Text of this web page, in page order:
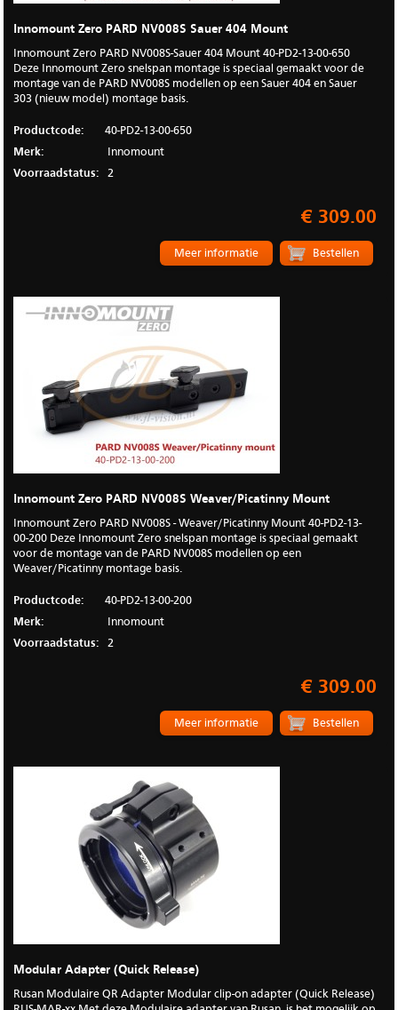
Innomount Zero PARD NV008S Sauer 404 Mount
Innomount Zero PARD NV008S-Sauer 404 Mount 40-PD2-13-00-650
Deze Innomount Zero snelspan montage is speciaal gemaakt voor de
montage van de PARD NV008S modellen op een Sauer 404 en Sauer
303 (nieuw model) montage basis.
Productcode:
40-PD2-13-00-650
Merk:
Innomount
Voorraadstatus:
2
€ 309.00
Meer informatie
Innomount Zero PARD NV008S Weaver/Picatinny Mount
Innomount Zero PARD NV008S - Weaver/Picatinny Mount 40-PD2-13-
00-200 Deze Innomount Zero snelspan montage is speciaal gemaakt
voor de montage van de PARD NV008S modellen op een
Weaver/Picatinny montage basis.
Productcode:
40-PD2-13-00-200
Merk:
Innomount
Voorraadstatus:
2
€ 309.00
Meer informatie
Modular Adapter (Quick Release)
Rusan Modulaire QR Adapter Modular clip-on adapter (Quick Release)